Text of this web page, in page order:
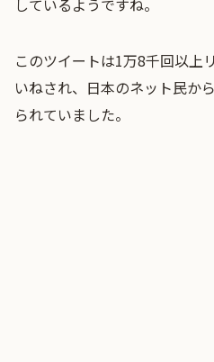
しているようですね。
このツイートは1万8千回以上
いねされ、日本のネット民か
られていました。